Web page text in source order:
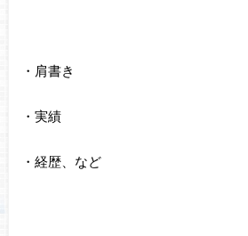
・肩書き
・実績
・経歴、など